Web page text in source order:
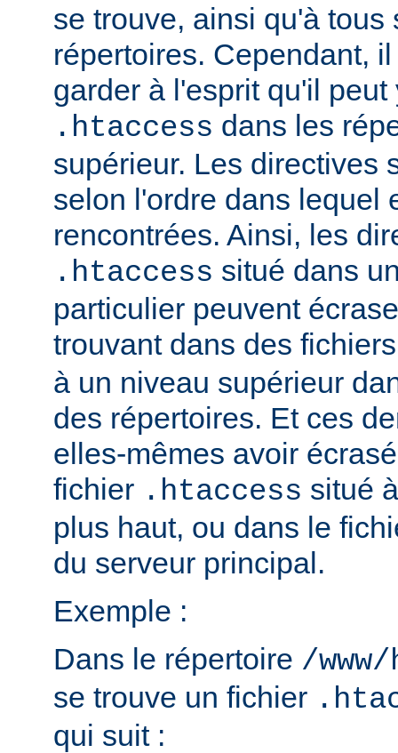
se trouve, ainsi qu'à tous
répertoires. Cependant,
garder à l'esprit qu'il
.htaccess dans les
supérieur. Les directives
selon l'ordre dans lequel
rencontrées. Ainsi, les
.htaccess situé dans
particulier peuvent
trouvant dans des
à un niveau supérieur
des répertoires. Et ces
elles-mêmes avoir
fichier .htaccess situé
plus haut, ou dans le
du serveur principal.
Exemple :
Dans le répertoire /
se trouve un fichier
qui suit :